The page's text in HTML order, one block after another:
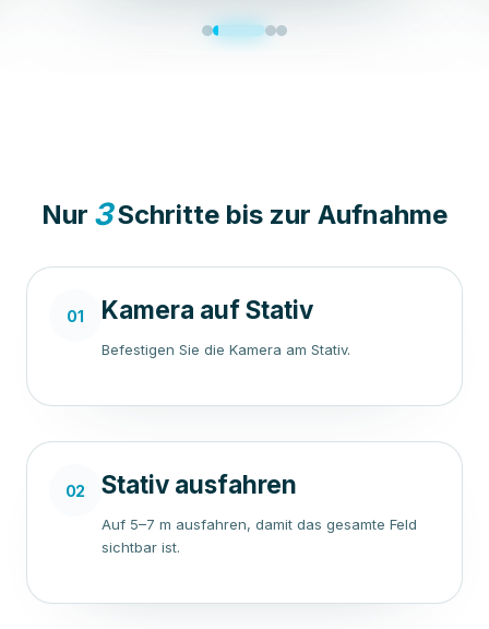
Nur 3Schritte bis zur Aufnahme
01 Kamera auf Stativ
Befestigen Sie die Kamera am Stativ.
02 Stativ ausfahren
Auf 5–7 m ausfahren, damit das gesamte Feld
sichtbar ist.